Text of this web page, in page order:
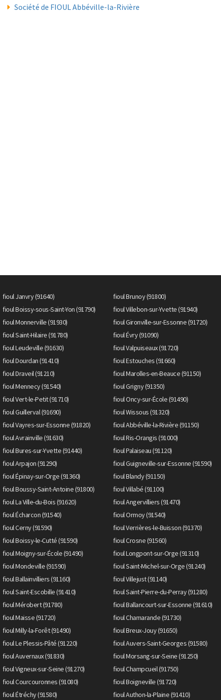
Société de FIOUL Abbéville-la-Rivière
fioul Janvry (91640)
fioul Brunoy (91800)
fioul Boissy-sous-Saint-Yon (91790)
fioul Villebon-sur-Yvette (91940)
fioul Monnerville (91930)
fioul Gironville-sur-Essonne (91720)
fioul Saint-Hilaire (91780)
fioul Évry (91090)
fioul Leudeville (91630)
fioul Valpuiseaux (91720)
fioul Dourdan (91410)
fioul Estouches (91660)
fioul Draveil (91210)
fioul Marolles-en-Beauce (91150)
fioul Mennecy (91540)
fioul Grigny (91350)
fioul Vert-le-Petit (91710)
fioul Oncy-sur-École (91490)
fioul Guillerval (91690)
fioul Wissous (91320)
fioul Vayres-sur-Essonne (91820)
fioul Abbéville-la-Rivière (91150)
fioul Avrainville (91630)
fioul Ris-Orangis (91000)
fioul Bures-sur-Yvette (91440)
fioul Palaiseau (91120)
fioul Arpajon (91290)
fioul Guigneville-sur-Essonne (91590)
fioul Épinay-sur-Orge (91360)
fioul Blandy (91150)
fioul Boussy-Saint-Antoine (91800)
fioul Villabé (91100)
fioul La Ville-du-Bois (91620)
fioul Angervilliers (91470)
fioul Écharcon (91540)
fioul Ormoy (91540)
fioul Cerny (91590)
fioul Verrières-le-Buisson (91370)
fioul Boissy-le-Cutté (91590)
fioul Crosne (91560)
fioul Moigny-sur-École (91490)
fioul Longpont-sur-Orge (91310)
fioul Mondeville (91590)
fioul Saint-Michel-sur-Orge (91240)
fioul Ballainvilliers (91160)
fioul Villejust (91140)
fioul Saint-Escobille (91410)
fioul Saint-Pierre-du-Perray (91280)
fioul Mérobert (91780)
fioul Ballancourt-sur-Essonne (91610)
fioul Maisse (91720)
fioul Chamarande (91730)
fioul Milly-la-Forêt (91490)
fioul Breux-Jouy (91650)
fioul Le Plessis-Pâté (91220)
fioul Auvers-Saint-Georges (91580)
fioul Auvernaux (91830)
fioul Morsang-sur-Seine (91250)
fioul Vigneux-sur-Seine (91270)
fioul Champcueil (91750)
fioul Courcouronnes (91080)
fioul Boigneville (91720)
fioul Étréchy (91580)
fioul Authon-la-Plaine (91410)